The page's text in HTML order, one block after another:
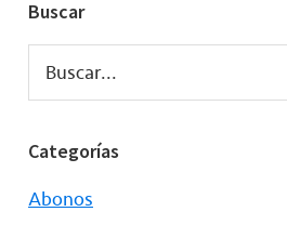
Buscar
Buscar...
Categorías
Abonos